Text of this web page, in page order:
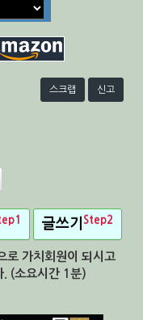
스크랩 신고
글쓰기 Step2
로 가치회원이 되시고
. (소요시간 1분)